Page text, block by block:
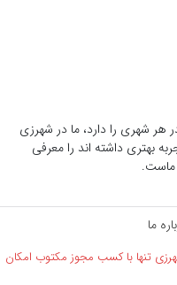
شهری را دارد، ما در شهرزی
بهتری داشته اند را معرفی
ماست.
ما
تنها با کسب مجوز مکتوب امکان